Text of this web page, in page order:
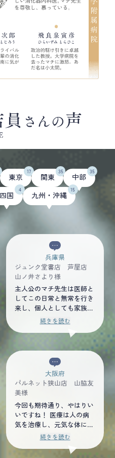
東京
17
関東
35
中部
35
四国
4
九州・沖縄
15
兵庫県
ジュンク堂書店 芦屋店
山ノ井さより様
主人公のマチ先生は医師と
してこの日常と無常を行き
来し、個人としても家族を
喪い人生の道筋を変えるこ
ていない。どこを歩んでい
ても「できることはたくさ
んある」と考えている。
人生の常備薬となる言葉を
マチ先生はたくさん教えて
くれる。 完全形ではない
マチ先生が周囲の人々とど
う向き合うか。それを京都
の街の移ろいとともに体感
できた、非常に幸福な読書
体験だった。
続きを読む
大阪府
パルネット狭山店 山脇友
美様
今回も期待通り、やはりい
いですね！ 医療は人の病
気を治療し、元気な体に戻
す事と認識してしまうが、
は確かであり、その側面に
続きを読む